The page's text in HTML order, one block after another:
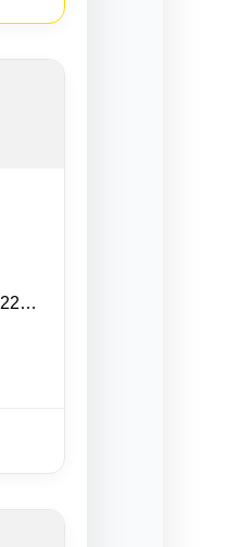
17 Route DE GUIPEREUX 91220 BRÉTIGNY SUR ORGE